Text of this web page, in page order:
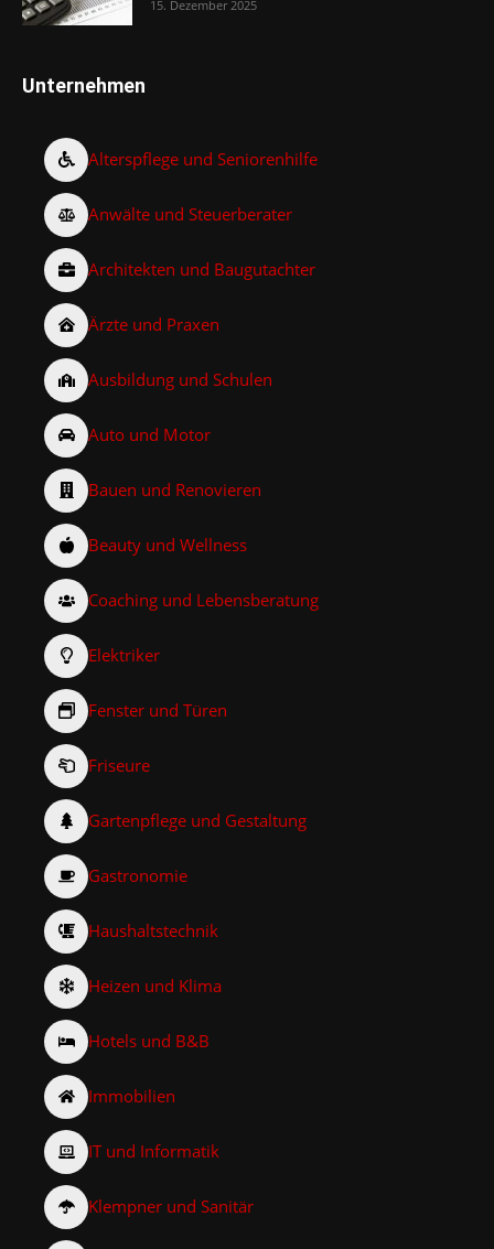
15. Dezember 2025
Unternehmen
Alterspflege und Seniorenhilfe
Anwälte und Steuerberater
Architekten und Baugutachter
Ärzte und Praxen
Ausbildung und Schulen
Auto und Motor
Bauen und Renovieren
Beauty und Wellness
Coaching und Lebensberatung
Elektriker
Fenster und Türen
Friseure
Gartenpflege und Gestaltung
Gastronomie
Haushaltstechnik
Heizen und Klima
Hotels und B&B
Immobilien
IT und Informatik
Klempner und Sanitär